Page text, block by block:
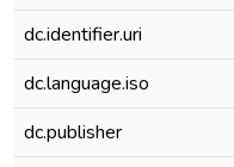
dc.identifier.uri
dc.language.iso
dc.publisher